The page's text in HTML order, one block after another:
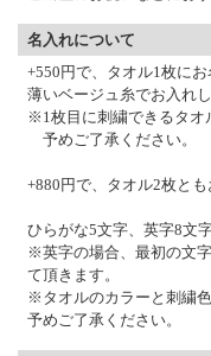
名入れについて
+550円で、タオル1枚に
薄いベージュ糸でお入れし
※1枚目に刺繍できるタオ
予めご了承ください。
+880円で、タオル2枚と
ひらがな5文字、英字8文
※英字の場合、最初の文
て頂きます。
※タオルのカラーと刺繍
予めご了承ください。